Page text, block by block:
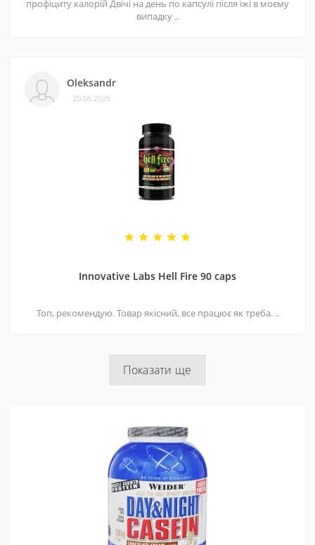
профіциту калорій Двічі на день по капсулі після їжі в моєму
випадку ..
Oleksandr
20.06.2026
Innovative Labs Hell Fire 90 caps
Топ, рекомендую. Товар якісний, все працює як треба. ..
Показати ще